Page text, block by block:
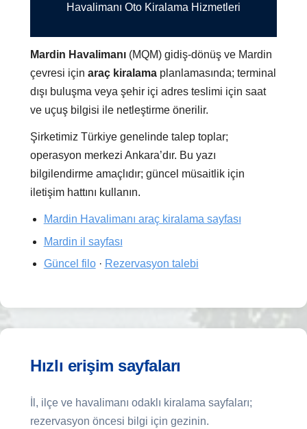
Havalimanı Oto Kiralama Hizmetleri
Mardin Havalimanı (MQM) gidiş-dönüş ve Mardin
çevresi içinaraç kiralama planlamasında; terminal
dışı buluşma veya şehir içi adres teslimi için saat
ve uçuş bilgisi ile netleştirme önerilir.
Şirketimiz Türkiye genelinde talep toplar;
operasyon merkezi Ankara’dır. Bu yazı
bilgilendirme amaçlıdır; güncel müsaitlik için
iletişim hattını kullanın.
Mardin Havalimanı araç kiralama sayfası
Mardin il sayfası
Güncel filo· Rezervasyon talebi
Hızlı erişim sayfaları
İl, ilçe ve havalimanı odaklı kiralama sayfaları;
rezervasyon öncesi bilgi için gezinin.